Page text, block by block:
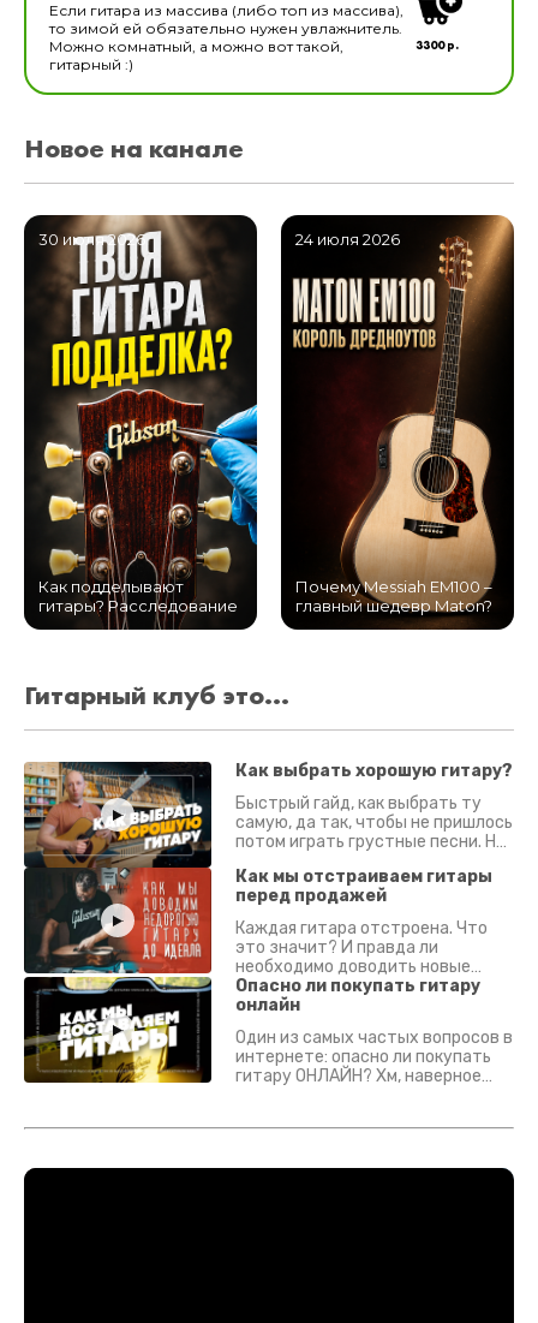
Если гитара из массива (либо топ из массива),
то зимой ей обязательно нужен увлажнитель.
Можно комнатный, а можно вот такой,
гитарный :)
3300 р.
Новое на канале
30 июля 2026
Как подделывают
гитары? Расследование
24 июля 2026
Почему Messiah EM100 –
главный шедевр Maton?
Гитарный клуб это...
Как выбрать хорошую гитару?
Быстрый гайд, как выбрать ту
самую, да так, чтобы не пришлось
потом играть грустные песни. На
Как мы отстраиваем гитары
перед продажей
Каждая гитара отстроена. Что
это значит? И правда ли
необходимо доводить новые
гитары? Если кратко - да.
Подробно - в видео :)
Опасно ли покупать гитару
онлайн
Один из самых частых вопросов в
интернете: опасно ли покупать
гитару ОНЛАЙН? Хм, наверное
застрахован. Случись что -